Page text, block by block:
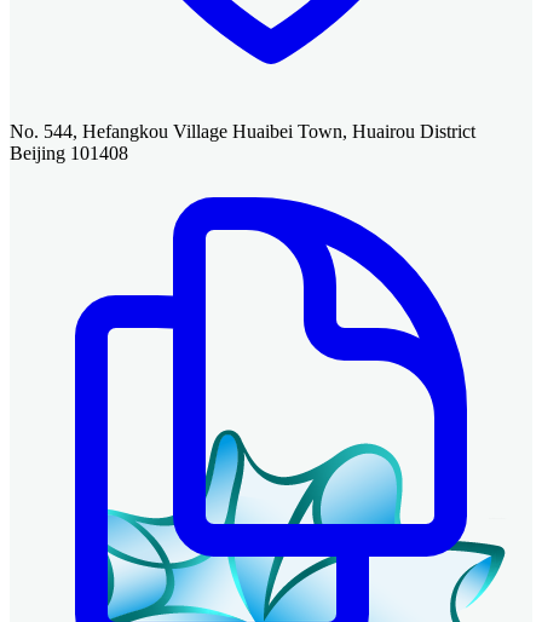
No. 544, Hefangkou Village Huaibei Town, Huairou District
Beijing 101408